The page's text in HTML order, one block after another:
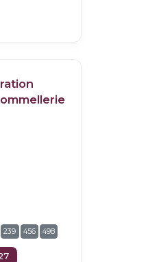
239 456 498